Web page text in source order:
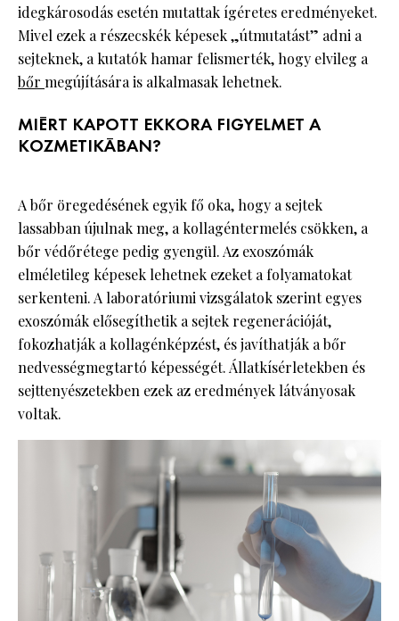
idegkárosodás esetén mutattak ígéretes eredményeket.
Mivel ezek a részecskék képesek „útmutatást” adni a
sejteknek, a kutatók hamar felismerték, hogy elvileg a
bőr megújítására is alkalmasak lehetnek.
MIÉRT KAPOTT EKKORA FIGYELMET A
KOZMETIKÁBAN?
A bőr öregedésének egyik fő oka, hogy a sejtek
lassabban újulnak meg, a kollagéntermelés csökken, a
bőr védőrétege pedig gyengül. Az exoszómák
elméletileg képesek lehetnek ezeket a folyamatokat
serkenteni. A laboratóriumi vizsgálatok szerint egyes
exoszómák elősegíthetik a sejtek regenerációját,
fokozhatják a kollagénképzést, és javíthatják a bőr
nedvességmegtartó képességét. Állatkísérletekben és
sejttenyészetekben ezek az eredmények látványosak
voltak.